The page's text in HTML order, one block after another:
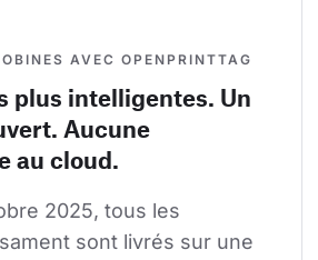
AVEC OPENPRINTTAG
plus intelligentes. Un
Aucune
au cloud.
2025, tous les
sont livrés sur une